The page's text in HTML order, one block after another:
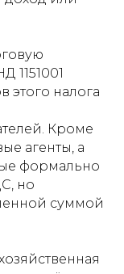
1151001
этого налога
Кроме
агенты, а
формально
но
суммой